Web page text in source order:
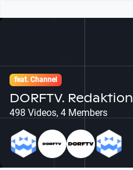
feat. Channel
DORFTV. Redaktion
498 Videos, 4 Members